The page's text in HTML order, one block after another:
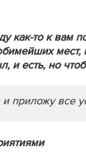
как-то к вам
мест,
и есть, но
приложу все